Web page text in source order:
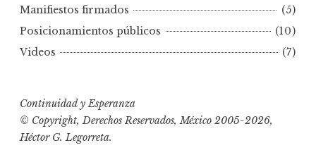
e
c
a
Manifiestos firmados
(5)
Posicionamientos públicos
(10)
Videos
(7)
Continuidad y Esperanza
© Copyright, Derechos Reservados, México 2005-2026,
Héctor G. Legorreta.